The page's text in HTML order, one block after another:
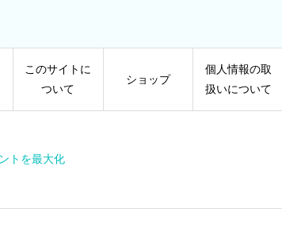
このサイトに
ついて
ショップ
個人情報の取
扱いについて
トを最大化